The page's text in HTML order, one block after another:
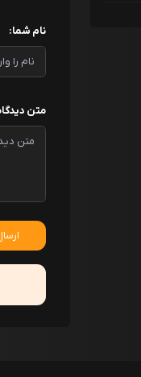
نام شما:
متن